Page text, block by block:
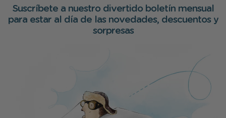
Suscríbete a nuestro divertido boletín mensual
para estar al día de las novedades, descuentos y
sorpresas